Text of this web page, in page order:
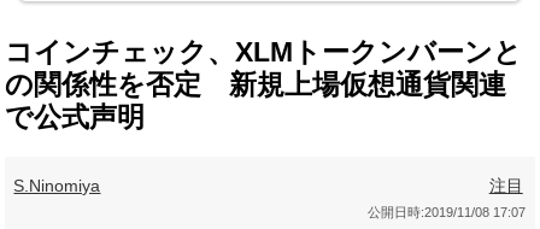
コインチェック、XLMトークンバーンと
の関係性を否定 新規上場仮想通貨関連
で公式声明
S.Ninomiya 注目
公開日時:2019/11/08 17:07